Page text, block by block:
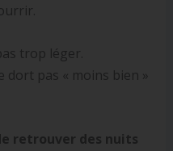
trop léger.
dort pas « moins bien »
retrouver des nuits